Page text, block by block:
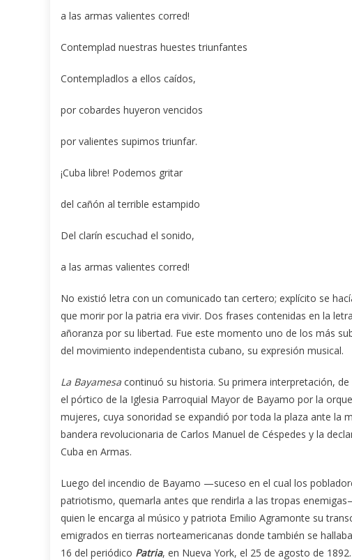
a las armas valientes corred!
Contemplad nuestras huestes triunfantes
Contempladlos a ellos caídos,
por cobardes huyeron vencidos
por valientes supimos triunfar.
¡Cuba libre! Podemos gritar
del cañón al terrible estampido
Del clarín escuchad el sonido,
a las armas valientes corred!
No existió letra con un comunicado tan certero; explícito se
que morir por la patria era vivir. Dos frases contenidas en la
añoranza por su libertad. Fue este momento uno de los más
del movimiento independentista cubano, su expresión musical.
La Bayamesa continuó su historia. Su primera interpretación,
el pórtico de la Iglesia Parroquial Mayor de Bayamo por la
mujeres, cuya sonoridad se expandió por toda la plaza ante la
bandera revolucionaria de Carlos Manuel de Céspedes y la
Cuba en Armas.
Luego del incendio de Bayamo —suceso en el cual los
patriotismo, quemarla antes que rendirla a las tropas
quien le encarga al músico y patriota Emilio Agramonte su
emigrados en tierras norteamericanas donde también se
16 del periódico Patria, en Nueva York, el 25 de agosto de